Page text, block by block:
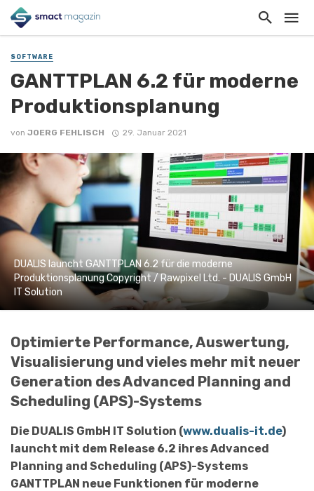
SOFTWARE
GANTTPLAN 6.2 für moderne
Produktionsplanung
von JOERG FEHLISCH 29. Januar 2021
DUALIS launcht GANTTPLAN 6.2 für die moderne
Produktionsplanung Copyright / Rawpixel Ltd. - DUALIS GmbH
IT Solution
Optimierte Performance, Auswertung,
Visualisierung und vieles mehr mit neuer
Generation des Advanced Planning and
Scheduling (APS)-Systems
Die DUALIS GmbH IT Solution (www.dualis-it.de)
launcht mit dem Release 6.2 ihres Advanced
Planning and Scheduling (APS)-Systems
GANTTPLAN neue Funktionen für moderne